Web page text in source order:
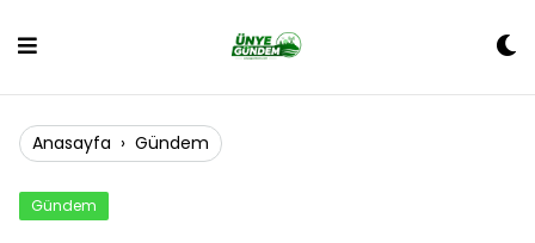
Anasayfa › Gündem
Gündem